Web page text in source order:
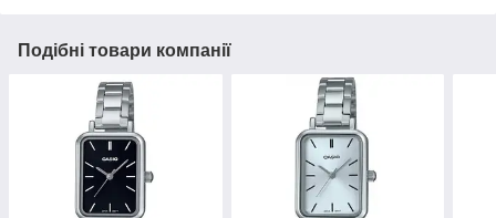
Подібні товари компанії